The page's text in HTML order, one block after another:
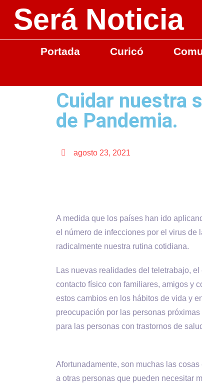
Será Noticia
Portada Curicó
Cuidar nuestra
de Pandemia.
agosto 23, 2021
A medida que los países han ido
el número de infecciones por el virus de
radicalmente nuestra rutina cotidiana.
Las nuevas realidades del teletrabajo,
contacto físico con familiares, amigos y
estos cambios en los hábitos de vida y
preocupación por las personas
para las personas con trastornos de
Afortunadamente, son muchas las
a otras personas que pueden necesitar